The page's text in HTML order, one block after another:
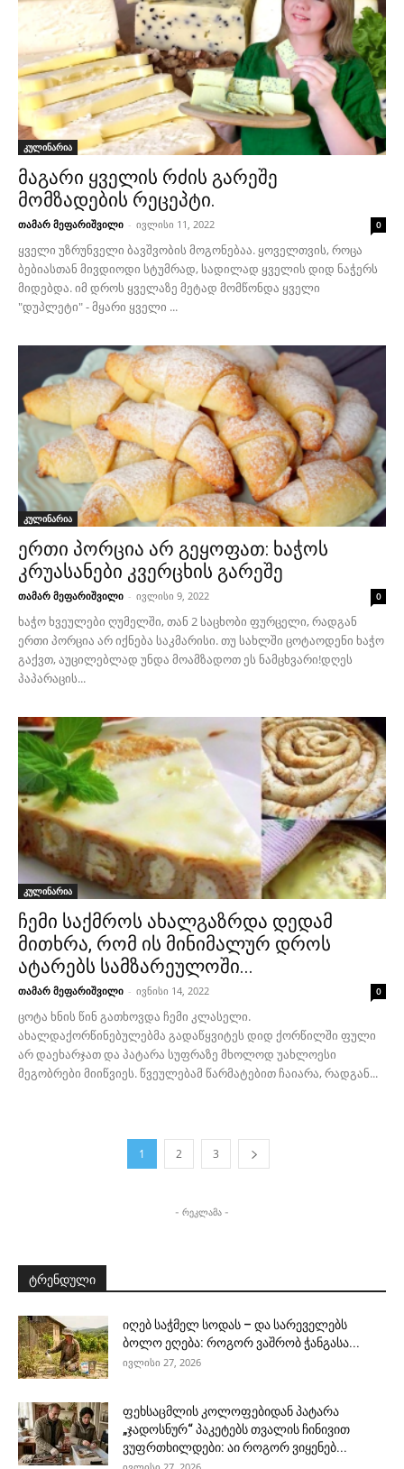
კულინარია
მაგარი ყველის რძის გარეშე
მომზადების რეცეპტი.
თამარ მეფარიშვილი - ივლისი 11, 2022 0
ყველი უზრუნველი ბავშვობის მოგონებაა. ყოველთვის, როცა
ბებიასთან მივდიოდი სტუმრად, სადილად ყველის დიდ ნაჭერს
მიდებდა. იმ დროს ყველაზე მეტად მომწონდა ყველი
"დუპლეტი" - მყარი ყველი ...
კულინარია
ერთი პორცია არ გეყოფათ: ხაჭოს
კრუასანები კვერცხის გარეშე
თამარ მეფარიშვილი - ივლისი 9, 2022 0
ხაჭო ხვეულები ღუმელში, თან 2 საცხობი ფურცელი, რადგან
ერთი პორცია არ იქნება საკმარისი. თუ სახლში ცოტაოდენი ხაჭო
გაქვთ, აუცილებლად უნდა მოამზადოთ ეს ნამცხვარი!დღეს
პაპარაცის...
კულინარია
ჩემი საქმროს ახალგაზრდა დედამ
მითხრა, რომ ის მინიმალურ დროს
ატარებს სამზარეულოში...
თამარ მეფარიშვილი - ივნისი 14, 2022 0
ცოტა ხნის წინ გათხოვდა ჩემი კლასელი.
ახალდაქორწინებულებმა გადაწყვიტეს დიდ ქორწილში ფული
არ დაეხარჯათ და პატარა სუფრაზე მხოლოდ უახლოესი
მეგობრები მიიწვიეს. წვეულებამ წარმატებით ჩაიარა, რადგან...
1 2 3
- რეკლამა -
ტრენდული
იღებ საჭმელ სოდას – და სარეველებს
ბოლო ეღება: როგორ ვაშრობ ჭანგასა...
ივლისი 27, 2026
ფეხსაცმლის კოლოფებიდან პატარა
„ჯადოსნურ“ პაკეტებს თვალის ჩინივით
ვუფრთხილდები: აი როგორ ვიყენებ...